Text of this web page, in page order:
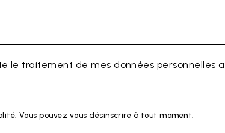
le traitement de mes données personnelles
Vous pouvez vous désinscrire à tout moment.